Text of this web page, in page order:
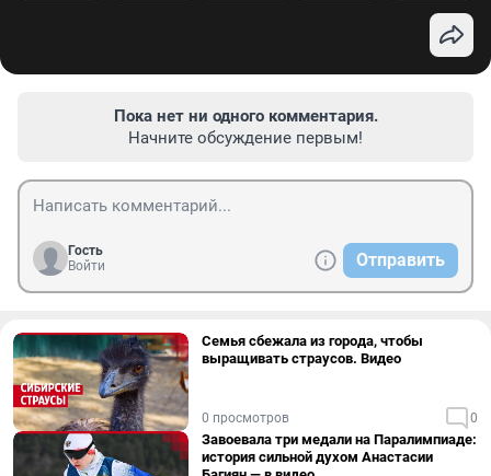
Пока нет ни одного комментария.
Начните обсуждение первым!
Гость
Войти
Отправить
Семья сбежала из города, чтобы
выращивать страусов. Видео
0 просмотров 0
Завоевала три медали на Паралимпиаде:
история сильной духом Анастасии